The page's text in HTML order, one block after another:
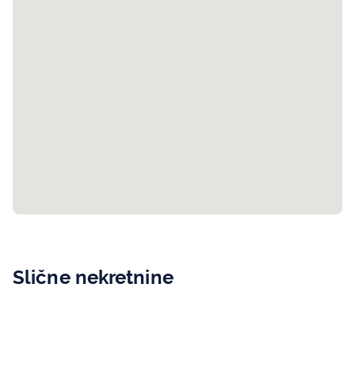
Slične nekretnine
Vikendica Gornje Vlakovo Ilidža